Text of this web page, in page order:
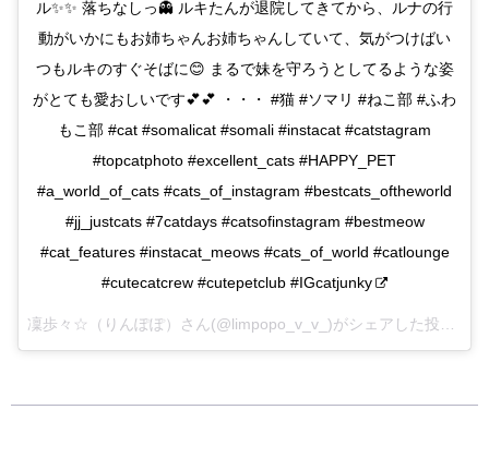
ル✨✨ 落ちなしっ👻 ルキたんが退院してきてから、ルナの行
動がいかにもお姉ちゃんお姉ちゃんしていて、気がつけばい
つもルキのすぐそばに😊 まるで妹を守ろうとしてるような姿
がとても愛おしいです💕💕 ・・・ #猫 #ソマリ #ねこ部 #ふわ
もこ部 #cat #somalicat #somali #instacat #catstagram
#topcatphoto #excellent_cats #HAPPY_PET
#a_world_of_cats #cats_of_instagram #bestcats_oftheworld
#jj_justcats #7catdays #catsofinstagram #bestmeow
#cat_features #instacat_meows #cats_of_world #catlounge
#cutecatcrew #cutepetclub #IGcatjunky
凜歩々☆（りんぽぽ）さん(@limpopo_v_v_)がシェアした投稿 –